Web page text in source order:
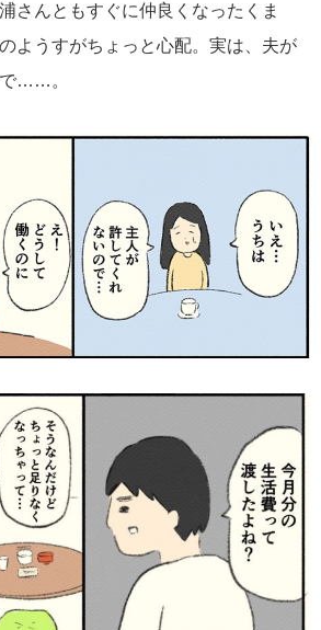
さんともすぐに仲良くなったくま
ようすがちょっと心配。実は、夫が
……。